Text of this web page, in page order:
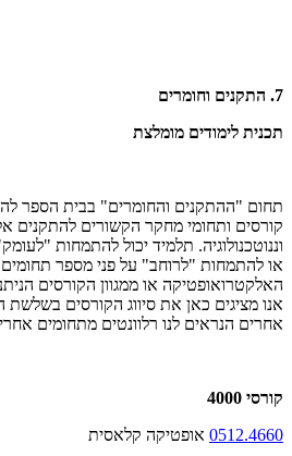
7. התקנים וחומרים
תכנית לימודים מומלצת
תחום "ההתקנים והחומרים" בבית הספר
קורסים ותחומי מחקר הקשורים להתקנים
וננוטכנולוגיה. תלמיד יכול להתמחות
או להתמחות "לרוחב" על פני מספר
האלקטרואופטיקה או ממגוון הקורסים
אנו מציגים כאן את סיווג הקורסים בשלשת
אחרים הנראים לנו רלוונטים מתחומים
קורסי 4000
0512.4660 אופטיקה קלאסית